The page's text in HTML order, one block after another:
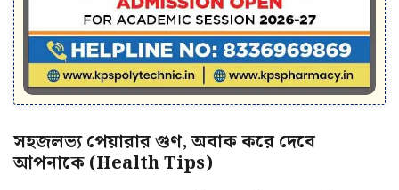
সহজলভ্য পেয়ারার গুণ, অবাক করে দেবে
আপনাকে (Health Tips)